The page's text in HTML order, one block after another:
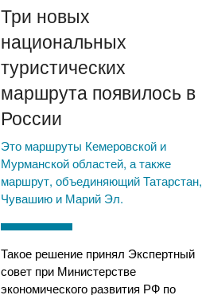
Три новых
национальных
туристических
маршрута появилось в
России
Это маршруты Кемеровской и
Мурманской областей, а также
маршрут, объединяющий Татарстан,
Чувашию и Марий Эл.
Такое решение принял Экспертный
совет при Министерстве
экономического развития РФ по